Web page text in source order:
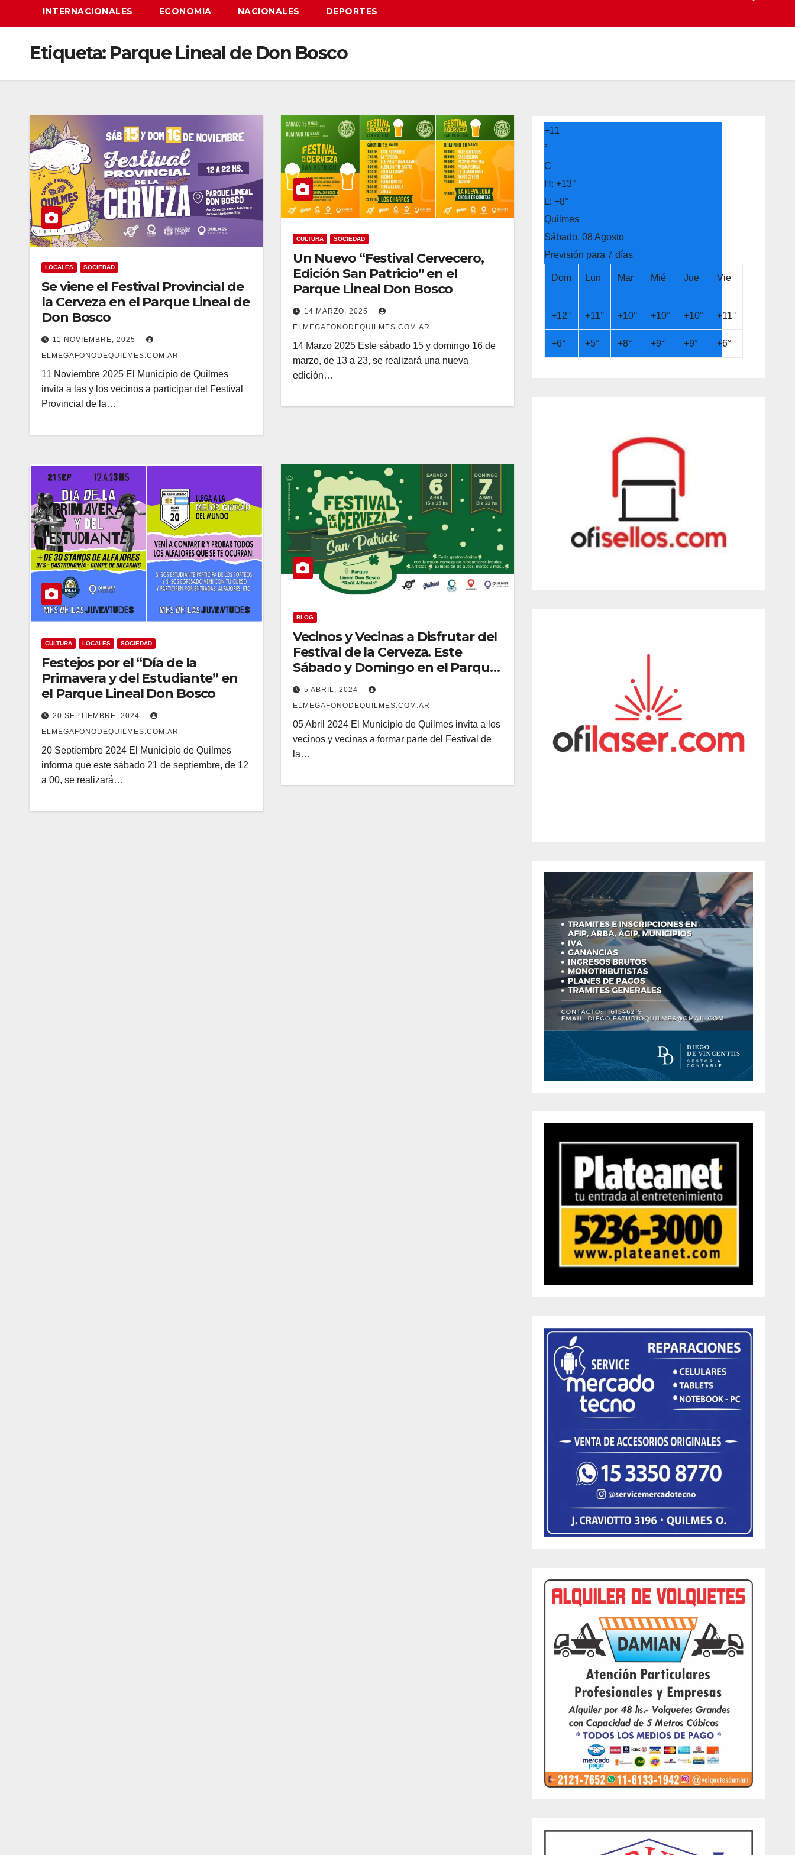
INTERNACIONALES ECONOMIA NACIONALES DEPORTES
Etiqueta: Parque Lineal de Don Bosco
LOCALES SOCIEDAD
Se viene el Festival Provincial de
la Cerveza en el Parque Lineal de
Don Bosco
11 NOVIEMBRE, 2025
ELMEGAFONODEQUILMES.COM.AR
11 Noviembre 2025 El Municipio de Quilmes
invita a las y los vecinos a participar del Festival
Provincial de la…
CULTURA SOCIEDAD
Un Nuevo “Festival Cervecero,
Edición San Patricio” en el
Parque Lineal Don Bosco
14 MARZO, 2025
ELMEGAFONODEQUILMES.COM.AR
14 Marzo 2025 Este sábado 15 y domingo 16 de
marzo, de 13 a 23, se realizará una nueva
edición…
CULTURA LOCALES SOCIEDAD
Festejos por el “Día de la
Primavera y del Estudiante” en
el Parque Lineal Don Bosco
20 SEPTIEMBRE, 2024
ELMEGAFONODEQUILMES.COM.AR
20 Septiembre 2024 El Municipio de Quilmes
informa que este sábado 21 de septiembre, de 12
a 00, se realizará…
BLOG
Vecinos y Vecinas a Disfrutar del
Festival de la Cerveza. Este
Sábado y Domingo en el Parque
Lineal de Don Bosco
5 ABRIL, 2024
ELMEGAFONODEQUILMES.COM.AR
05 Abril 2024 El Municipio de Quilmes invita a los
vecinos y vecinas a formar parte del Festival de
la…
+11
°
C
H:+13°
L:+8°
Quilmes
Sábado, 08 Agosto
Previsión para 7 días
Dom Lun Mar Mié Jue Vie
+12° +11° +10° +10° +10° +11°
+6° +5° +8° +9° +9° +6°